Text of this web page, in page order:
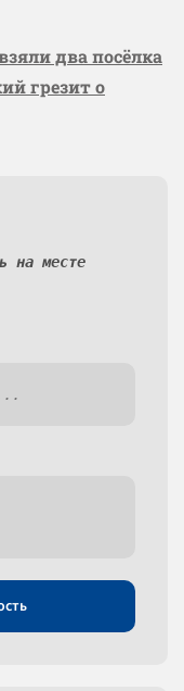
два посёлка
грезит о
на месте